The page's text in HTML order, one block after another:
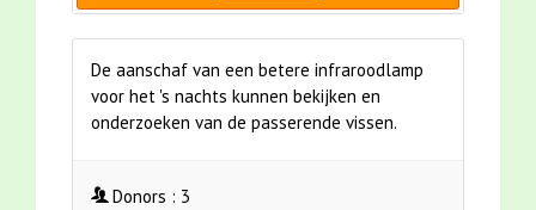
De aanschaf van een betere infraroodlamp
voor het 's nachts kunnen bekijken en
onderzoeken van de passerende vissen.
Donors : 3